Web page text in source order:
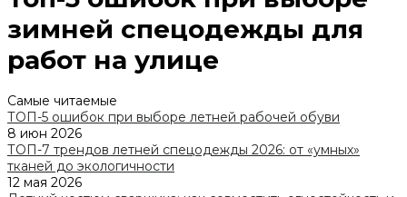
зимней спецодежды для
работ на улице
Самые читаемые
ТОП-5 ошибок при выборе летней рабочей обуви
8 июн 2026
ТОП-7 трендов летней спецодежды 2026: от «умных»
тканей до экологичности
12 мая 2026